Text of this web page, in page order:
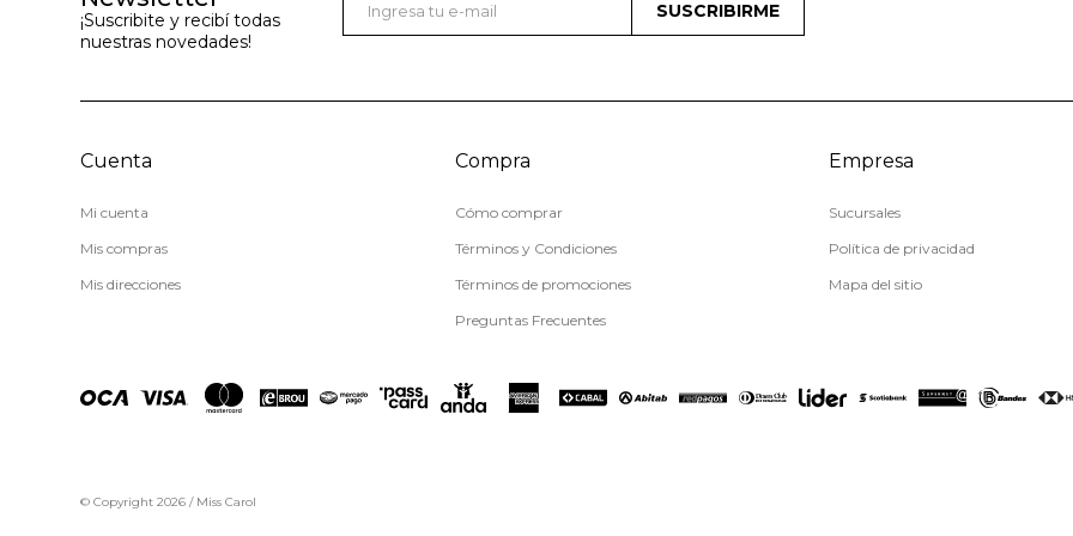
¡Suscribite y recibí todas
nuestras novedades!
SUSCRIBIRME
Cuenta
Mi cuenta
Mis compras
Mis direcciones
Compra
Cómo comprar
Términos y Condiciones
Términos de promociones
Preguntas Frecuentes
Empresa
Sucursales
Política de privacidad
Mapa del sitio
© Copyright 2026 / Miss Carol